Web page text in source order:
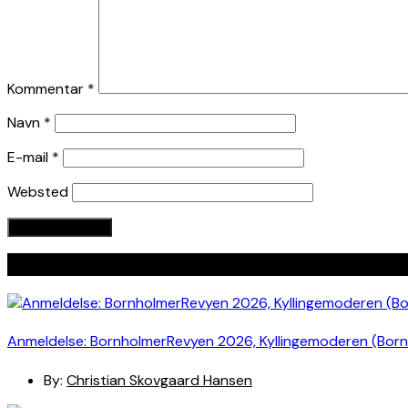
Kommentar *
Navn *
E-mail *
Websted
Anmeldelse: BornholmerRevyen 2026, Kyllingemoderen
By: Christian Skovgaard Hansen